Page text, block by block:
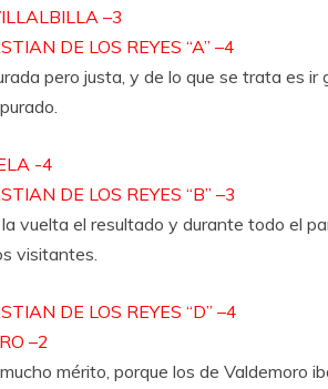
–3
DE LOS REYES “A” –4
pero justa, y de lo que se trata es
-4
DE LOS REYES “B” –3
vuelta el resultado y durante todo el
visitantes.
DE LOS REYES “D” –4
–2
mérito, porque los de Valdemoro